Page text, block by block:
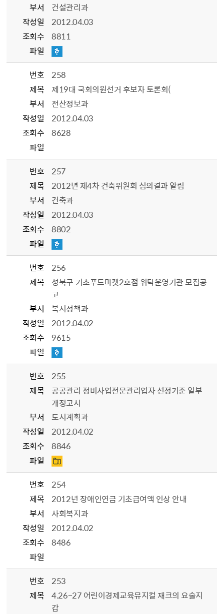
부서
건설관리과
작성일
2012.04.03
조회수
8811
파일
번호
258
제목
제19대 국회의원선거 후보자 토론회(
부서
전산정보과
작성일
2012.04.03
조회수
8628
파일
번호
257
제목
2012년 제4차 건축위원회 심의결과 알림
부서
건축과
작성일
2012.04.03
조회수
8802
파일
번호
256
제목
성북구 기초푸드마켓2호점 위탁운영기관 모집공
고
부서
복지정책과
작성일
2012.04.02
조회수
9615
파일
번호
255
제목
공공관리 정비사업전문관리업자 선정기준 일부
개정고시
부서
도시계획과
작성일
2012.04.02
조회수
8846
파일
번호
254
제목
2012년 장애인연금 기초급여액 인상 안내
부서
사회복지과
작성일
2012.04.02
조회수
8486
파일
번호
253
제목
4.26~27 어린이경제교육뮤지컬 재크의 요술지
갑